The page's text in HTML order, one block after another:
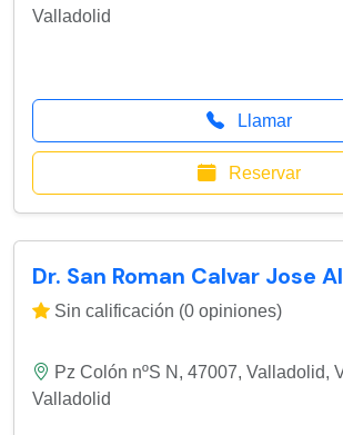
Valladolid
Llamar
Reservar
Dr. San Roman Calvar Jose
Sin calificación (0 opiniones)
Pz Colón nºS N, 47007, Valladolid,
Valladolid